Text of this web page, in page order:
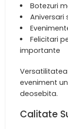
Botezuri
Aniversari
Felicitari
importante
eveniment
deosebita.
Calitate